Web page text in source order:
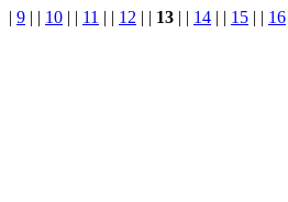
| 9 | | 10 | | 11 | | 12 | | 13 | | 14 | | 15 | | 16